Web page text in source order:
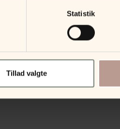
Statistik
Tillad valgte